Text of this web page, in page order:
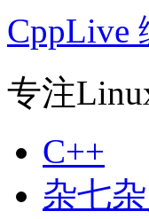
CppLive
专注
C++
杂七